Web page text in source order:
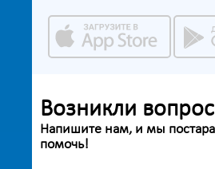
Возникли
Напишите нам, и мы
помочь!